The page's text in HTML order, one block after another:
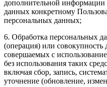
дополнительной
данных конкретному
персональных данных;
6. Обработка персональных
(операция) или совокупность
совершаемых с
без использования таких
включая сбор, запись,
уточнение (обновление,